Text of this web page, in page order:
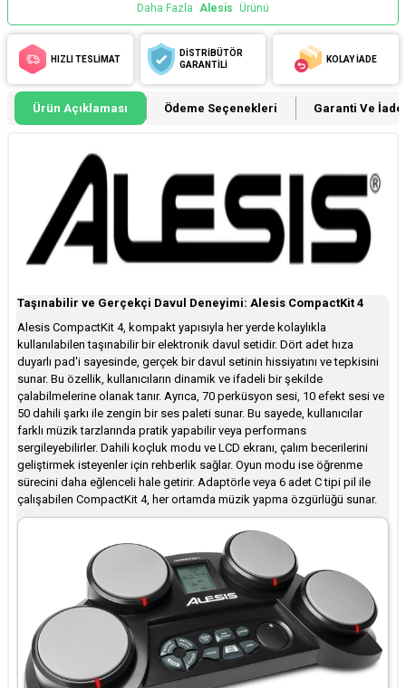
Daha Fazla Alesis Ürünü
HIZLI TESLİMAT
DİSTRİBÜTÖR
GARANTİLİ
KOLAY İADE
Ürün Açıklaması Ödeme Seçenekleri Garanti Ve İade
Taşınabilir ve Gerçekçi Davul Deneyimi: Alesis CompactKit 4
Alesis CompactKit 4, kompakt yapısıyla her yerde kolaylıkla
kullanılabilen taşınabilir bir elektronik davul setidir. Dört adet hıza
duyarlı pad'i sayesinde, gerçek bir davul setinin hissiyatını ve tepkisini
sunar. Bu özellik, kullanıcıların dinamik ve ifadeli bir şekilde
çalabilmelerine olanak tanır. Ayrıca, 70 perküsyon sesi, 10 efekt sesi ve
50 dahili şarkı ile zengin bir ses paleti sunar. Bu sayede, kullanıcılar
farklı müzik tarzlarında pratik yapabilir veya performans
sergileyebilirler. Dahili koçluk modu ve LCD ekranı, çalım becerilerini
geliştirmek isteyenler için rehberlik sağlar. Oyun modu ise öğrenme
sürecini daha eğlenceli hale getirir. Adaptörle veya 6 adet C tipi pil ile
çalışabilen CompactKit 4, her ortamda müzik yapma özgürlüğü sunar. ​